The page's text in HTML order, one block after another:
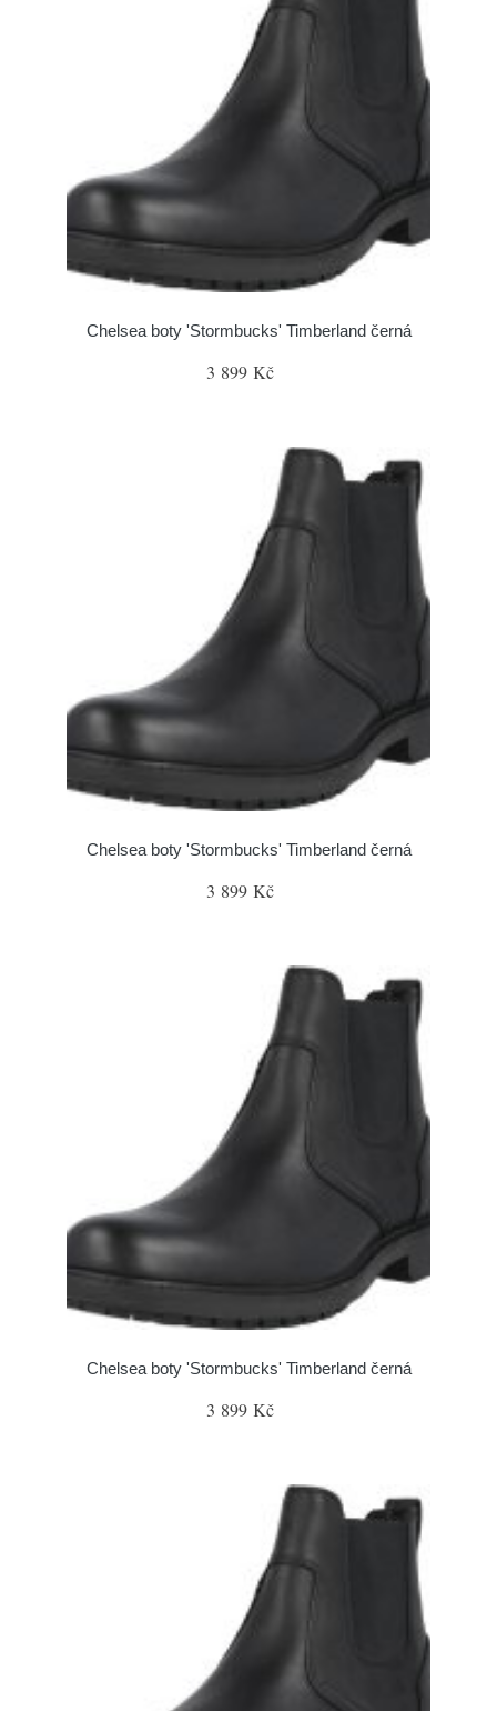
Chelsea boty 'Stormbucks' Timberland černá
3 899 Kč
Chelsea boty 'Stormbucks' Timberland černá
3 899 Kč
Chelsea boty 'Stormbucks' Timberland černá
3 899 Kč